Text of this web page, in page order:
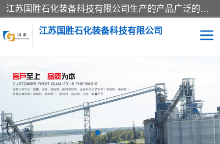
江苏国胜石化装备科技有限公司生产的产品广泛的应用于石油、石化等行业中，产品种类齐全，其中包括装卸鹤管、汽车鹤管、火车鹤管、装车鹤管、卸车鹤管、上装鹤管、下装鹤管、lng鹤管、发油鹤管、液氨鹤管、液化气鹤管等，我们生产的产品质量上乘，价格实惠，服务好，买鹤管就到国胜石化装备！
江苏国胜石化装备科技有限公司
输油臂 鹤管活动梯